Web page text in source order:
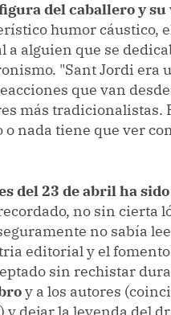
del caballero y
humor cáustico,
a alguien que se
"Sant Jordi era
que van
más tradicionalistas.
o nada tiene que ver
del 23 de abril ha
no sin cierta
no sabía
editorial y el
sin rechistar
y a los autores
dejar la leyenda del